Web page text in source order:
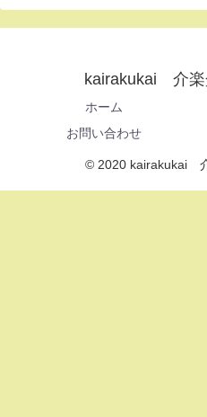
kairakukai 介
ホーム
お問い合わせ
© 2020 kairakukai